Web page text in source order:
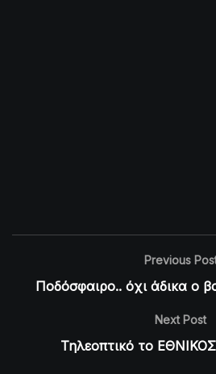
Previous
Ποδόσφαιρο.. όχι άδικα ο
Next Post
Τηλεοπτικό το